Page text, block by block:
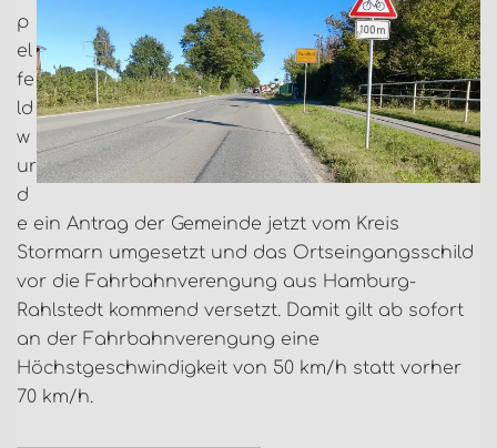
p
el
fe
ld
w
ur
d
e ein Antrag der Gemeinde jetzt vom Kreis
Stormarn umgesetzt und das Ortseingangsschild
vor die Fahrbahnverengung aus Hamburg-
Rahlstedt kommend versetzt. Damit gilt ab sofort
an der Fahrbahnverengung eine
Höchstgeschwindigkeit von 50 km/h statt vorher
70 km/h.